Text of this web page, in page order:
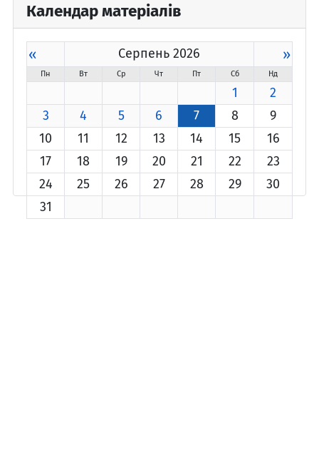
Календар матеріалів
« Серпень 2026 »
Пн Вт Ср Чт Пт Сб Нд
1
2
3
4 5 6 7 8
9
10
11 12 13 14 15
16
17
18 19 20 21 22
23
24
25 26 27 28 29
30
31